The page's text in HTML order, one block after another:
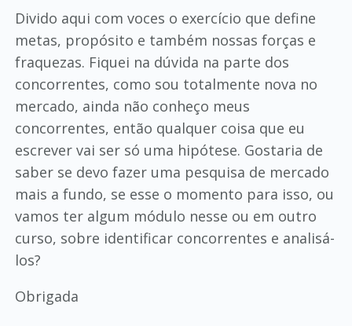
Divido aqui com voces o exercício que define
metas, propósito e também nossas forças e
fraquezas. Fiquei na dúvida na parte dos
concorrentes, como sou totalmente nova no
mercado, ainda não conheço meus
concorrentes, então qualquer coisa que eu
escrever vai ser só uma hipótese. Gostaria de
saber se devo fazer uma pesquisa de mercado
mais a fundo, se esse o momento para isso, ou
vamos ter algum módulo nesse ou em outro
curso, sobre identificar concorrentes e analisá-
los?
Obrigada